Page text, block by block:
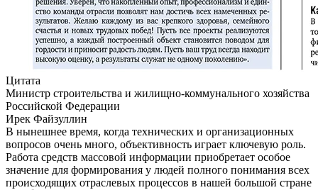
Цитата
Министр строительства и жилищно-коммунального хозяйства
Российской Федерации
Ирек Файзуллин
В нынешнее время, когда технических и организационных
вопросов очень много, объективность играет ключевую роль.
Работа средств массовой информации приобретает особое
значение для формирования у людей полного понимания всех
происходящих отраслевых процессов в нашей большой стране